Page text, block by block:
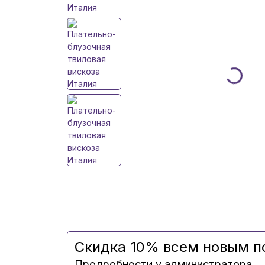
Скидка 10% всем новым